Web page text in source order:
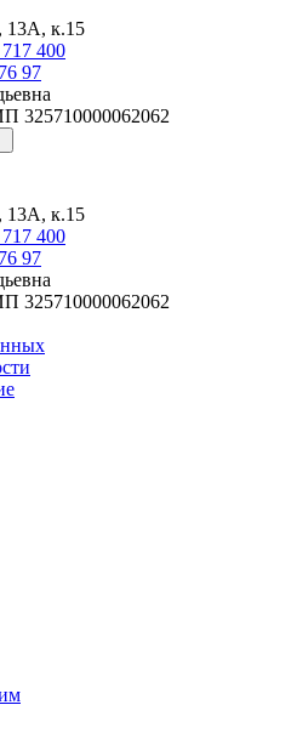
к.15
400
97
325710000062062
к.15
400
97
325710000062062